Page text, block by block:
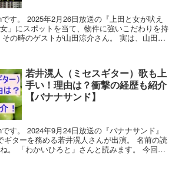
す。 2025年2月26日放送の『上田と女が吠え
」にスポットを当て、物件に強いこだわりを持
の時のゲストが山田涼介さん。 実は、山田さ
若井滉人（ミセスギター）歌も上
手い！理由は？衝撃の経歴も紹介
【バナナサンド】
す。 2024年9月24日放送の『バナナサンド』
ギターを務める若井滉人さんが出演。 名前の読
。 「わかいひろと」さんと読みます。 今回の